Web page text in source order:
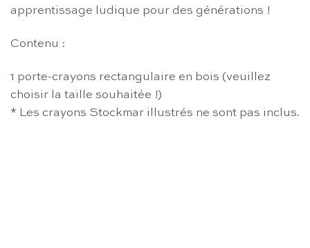
apprentissage ludique pour des générations !
Contenu :
1 porte-crayons rectangulaire en bois (veuillez
choisir la taille souhaitée !)
* Les crayons Stockmar illustrés ne sont pas inclus.